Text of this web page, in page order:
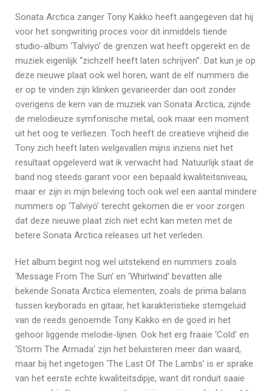
Sonata Arctica zanger Tony Kakko heeft aangegeven dat hij
voor het songwriting proces voor dit inmiddels tiende
studio-album ‘Talviyö’ de grenzen wat heeft opgerekt en de
muziek eigenlijk “zichzelf heeft laten schrijven”. Dat kun je op
deze nieuwe plaat ook wel horen, want de elf nummers die
er op te vinden zijn klinken gevarieerder dan ooit zonder
overigens de kern van de muziek van Sonata Arctica, zijnde
de melodieuze symfonische metal, ook maar een moment
uit het oog te verliezen. Toch heeft de creatieve vrijheid die
Tony zich heeft laten welgevallen mijns inziens niet het
resultaat opgeleverd wat ik verwacht had. Natuurlijk staat de
band nog steeds garant voor een bepaald kwaliteitsniveau,
maar er zijn in mijn beleving toch ook wel een aantal mindere
nummers op ‘Talviyö’ terecht gekomen die er voor zorgen
dat deze nieuwe plaat zich niet echt kan meten met de
betere Sonata Arctica releases uit het verleden.
Het album begint nog wel uitstekend en nummers zoals
‘Message From The Sun’ en ‘Whirlwind’ bevatten alle
bekende Sonata Arctica elementen, zoals de prima balans
tussen keyborads en gitaar, het karakteristieke stemgeluid
van de reeds genoemde Tony Kakko en de goed in het
gehoor liggende melodie-lijnen. Ook het erg fraaie ‘Cold’ en
‘Storm The Armada’ zijn het beluisteren meer dan waard,
maar bij het ingetogen ‘The Last Of The Lambs’ is er sprake
van het eerste echte kwaliteitsdipje, want dit ronduit saaie